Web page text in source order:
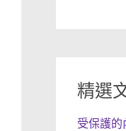
精選
受保護的